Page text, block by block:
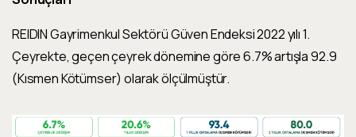
REIDIN Gayrimenkul Sektörü Güven Endeksi2022 yılı 1.
Çeyrekte, geçen çeyrek dönemine göre6.7% artışla92.9
(Kısmen Kötümser) olarak ölçülmüştür.